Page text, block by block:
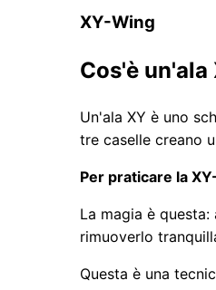
XY-Wing
Cos'è un'ala
Un'ala XY è uno
tre caselle creano
Per praticare la
La magia è
rimuoverlo
Questa è una